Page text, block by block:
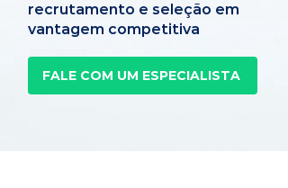
recrutamento e seleção em
vantagem competitiva
FALE COM UM ESPECIALISTA